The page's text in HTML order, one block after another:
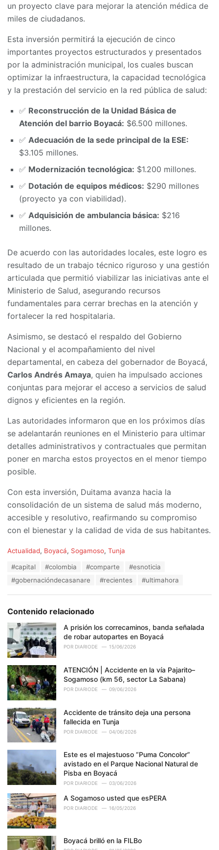
un proyecto clave para mejorar la atención médica de
miles de ciudadanos.
Esta inversión permitirá la ejecución de cinco
importantes proyectos estructurados y presentados
por la administración municipal, los cuales buscan
optimizar la infraestructura, la capacidad tecnológica
y la prestación del servicio en la red pública de salud:
✅ Reconstrucción de la Unidad Básica de
Atención del barrio Boyacá: $6.500 millones.
✅ Adecuación de la sede principal de la ESE:
$3.105 millones.
✅ Modernización tecnológica: $1.200 millones.
✅ Dotación de equipos médicos: $290 millones
(proyecto ya con viabilidad).
✅ Adquisición de ambulancia básica: $216
millones.
De acuerdo con las autoridades locales, este logro es
resultado de un trabajo técnico riguroso y una gestión
articulada que permitió viabilizar las iniciativas ante el
Ministerio de Salud, asegurando recursos
fundamentales para cerrar brechas en la atención y
fortalecer la red hospitalaria.
Asimismo, se destacó el respaldo del Gobierno
Nacional y el acompañamiento del nivel
departamental, en cabeza del gobernador de Boyacá,
Carlos Andrés Amaya, quien ha impulsado acciones
conjuntas para mejorar el acceso a servicios de salud
dignos y eficientes en la región.
Las autoridades informaron que en los próximos días
se adelantarán reuniones en el Ministerio para ultimar
detalles administrativos y contractuales que permitan
poner en marcha estos proyectos en el menor tiempo
posible.
Con esta inversión, Duitama avanza hacia la
consolidación de un sistema de salud más moderno,
accesible y resolutivo, reafirmando su compromiso
con el bienestar y la calidad de vida de sus habitantes.
C
i
s
:
Actualidad, Boyacá, Sogamoso, Tunja
#capital #colombia #comparte
#esnoticia
#gobernacióndecasanare
#recientes #ultimahora
Contenido relacionado
A prisión los correcaminos, banda señalada
de robar autopartes en Boyacá
POR DIARIODE 15/06/2026
ATENCIÓN | Accidente en la vía Pajarito–
Sogamoso (km 56, sector La Sabana)
POR DIARIODE 09/06/2026
Accidente de tránsito deja una persona
fallecida en Tunja
POR DIARIODE 04/06/2026
Este es el majestuoso “Puma Concolor”
avistado en el Parque Nacional Natural de
Pisba en Boyacá
POR DIARIODE 03/06/2026
A Sogamoso usted que esPERA
POR DIARIODE 16/05/2026
Boyacá brilló en la FILBo